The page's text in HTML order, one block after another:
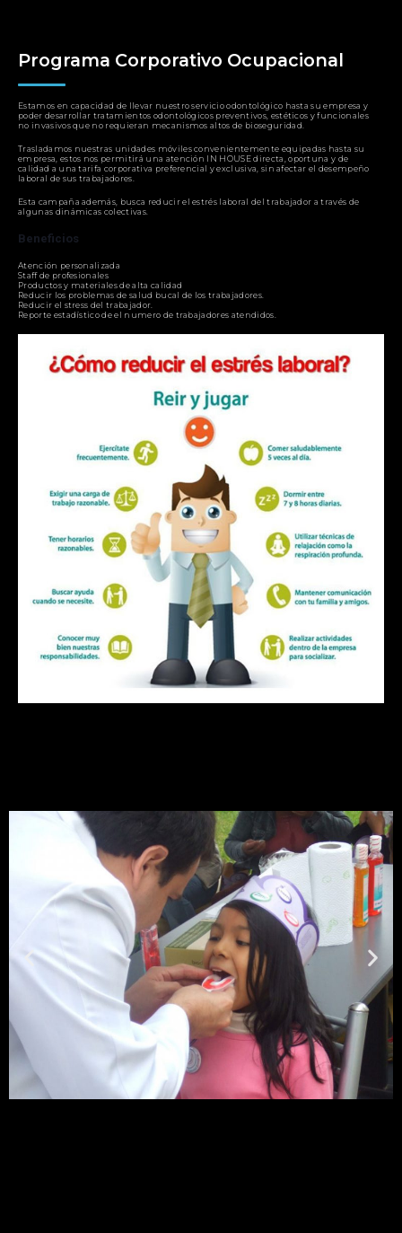
Programa Corporativo Ocupacional
Estamos en capacidad de llevar nuestro servicio odontológico hasta su empresa y
poder desarrollar tratamientos odontológicos preventivos, estéticos y funcionales
no invasivos que no requieran mecanismos altos de bioseguridad.
Trasladamos nuestras unidades móviles convenientemente equipadas hasta su
empresa, estos nos permitirá una atención IN HOUSE directa, oportuna y de
calidad a una tarifa corporativa preferencial y exclusiva, sin afectar el desempeño
laboral de sus trabajadores.
Esta campaña además, busca reducir el estrés laboral del trabajador a través de
algunas dinámicas colectivas.
Beneficios
Atención personalizada
Staff de profesionales
Productos y materiales de alta calidad
Reducir los problemas de salud bucal de los trabajadores.
Reducir el stress del trabajador.
Reporte estadístico de el numero de trabajadores atendidos.